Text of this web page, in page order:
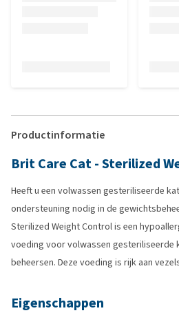
Productinformatie
Brit Care Cat - Sterilized
Heeft u een volwassen gesteriliseerde
ondersteuning nodig in de
Sterilized Weight Control is een
voeding voor volwassen gesteriliseerde
beheersen. Deze voeding is rijk aan
Eigenschappen